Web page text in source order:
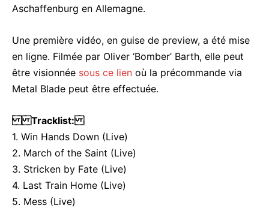
Aschaffenburg en Allemagne.
Une première vidéo, en guise de preview, a été mise
en ligne. Filmée par Oliver ‘Bomber’ Barth, elle peut
être visionnée sous ce lien où la précommande via
Metal Blade peut être effectuée.
Tracklist:
1. Win Hands Down (Live)
2. March of the Saint (Live)
3. Stricken by Fate (Live)
4. Last Train Home (Live)
5. Mess (Live)